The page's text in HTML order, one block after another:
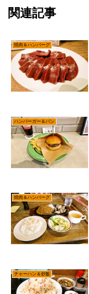
関連記事
焼肉＆ハンバーグ
ハンバーガー＆パン
焼肉＆ハンバーグ
チャーハン＆炒飯